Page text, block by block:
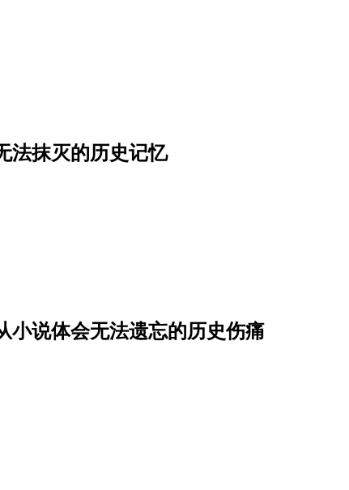
法抹灭的历史记忆
小说体会无法遗忘的历史伤痛